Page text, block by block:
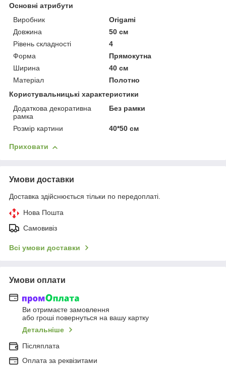
Основні атрибути
Виробник
Origami
Довжина
50 см
Рівень складності
4
Форма
Прямокутна
Ширина
40 см
Матеріал
Полотно
Користувальницькі характеристики
Додаткова декоративна
рамка
Без рамки
Розмір картини 40*50 см
Приховати
Умови доставки
Доставка здійснюється тільки по передоплаті.
Нова Пошта
Самовивіз
Всі умови доставки
Умови оплати
Ви отримаєте замовлення
або гроші повернуться на вашу картку
Детальніше
Післяплата
Оплата за реквізитами